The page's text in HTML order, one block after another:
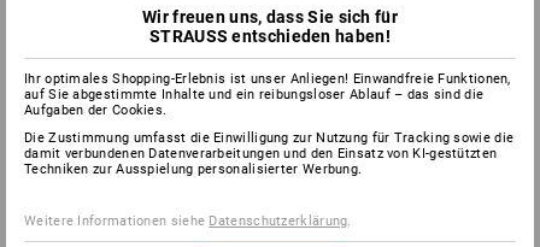
Ausführung: 1/2"/13mm
1xStecksystem-Schlauchanschluss mit
Wasserstop
Ausführung: 1/2"/13mm
!!! Saisonartikel !!! Lieferung nur solange Vorrat reicht !!!
Wir freuen uns, dass Sie sich für
STRAUSS entschieden haben!
Ihr optimales Shopping-Erlebnis ist unser Anliegen! Einwandfreie Funktionen,
auf Sie abgestimmte Inhalte und ein reibungsloser Ablauf – das sind die
Aufgaben der Cookies.
Die Zustimmung umfasst die Einwilligung zur Nutzung für Tracking sowie die
damit verbundenen Datenverarbeitungen und den Einsatz von KI-gestützten
Techniken zur Ausspielung personalisierter Werbung.
Weitere Informationen siehe Datenschutzerklärung